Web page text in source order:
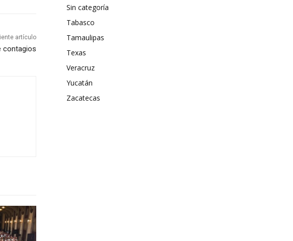
artículo
contagios
Sin categoría
Tabasco
Tamaulipas
Texas
Veracruz
Yucatán
Zacatecas